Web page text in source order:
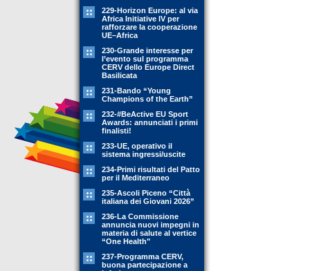
229-Horizon Europe: al via
Africa Initiative IV per
rafforzare la cooperazione
UE–Africa
230-Grande interesse per
l’evento sul programma
CERV dello Europe Direct
Basilicata
231-Bando “Young
Champions of the Earth”
232-#BeActive EU Sport
Awards: annunciati i primi
finalisti!
233-UE, operativo il
sistema ingressi/uscite
234-Primi risultati del Patto
per il Mediterraneo
235-Ascoli Piceno “Città
italiana dei Giovani 2026”
236-La Commissione
annuncia nuovi impegni in
materia di salute al vertice
“One Health"
237-Programma CERV,
buona partecipazione a